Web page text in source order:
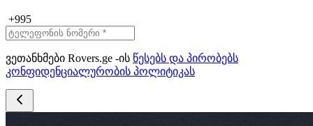
+995
ვეთანხმები Rovers.ge -ის წესებს და პირობებს
კონფიდენციალურობის პოლიტიკას